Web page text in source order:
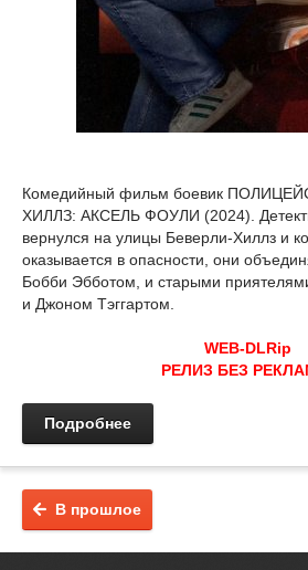
Комедийный фильм боевик
ХИЛЛЗ: АКСЕЛЬ ФОУЛИ (2024).
вернулся на улицы Беверли-Хиллз и
оказывается в опасности, они
Бобби Эбботом, и старыми
и Джоном Тэггартом.
WEB-DLRip
РЕЛИЗ БЕЗ
Подробнее
В прошлое